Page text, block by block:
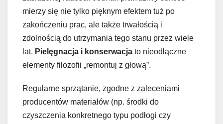
mierzy się nie tylko pięknym efektem tuż po
zakończeniu prac, ale także trwałością i
zdolnością do utrzymania tego stanu przez wiele
lat. Pielęgnacja i konserwacja to nieodłączne
elementy filozofii „remontuj z głową”.
Regularne sprzątanie, zgodne z zaleceniami
producentów materiałów (np. środki do
czyszczenia konkretnego typu podłogi czy